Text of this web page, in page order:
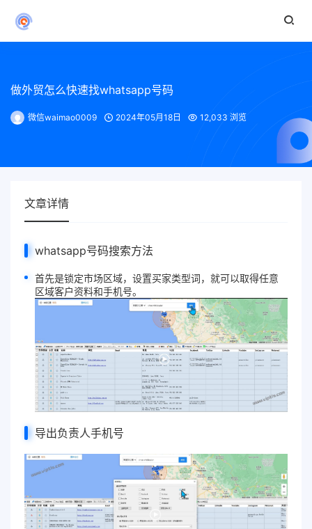
做外贸怎么快速找whatsapp号码
微信waimao0009 2024年05月18日 12,033 浏览
文章详情
whatsapp号码搜索方法
首先是锁定市场区域，设置买家类型词，就可以取得任意
区域客户资料和手机号。
导出负责人手机号